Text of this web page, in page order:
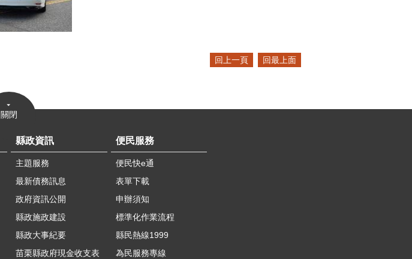
回上一頁 回最上面
關閉
縣政資訊
主題服務
最新債務訊息
政府資訊公開
縣政施政建設
縣政大事紀要
苗栗縣政府現金收支表
便民服務
便民快e通
表單下載
申辦須知
標準化作業流程
縣民熱線1999
為民服務專線